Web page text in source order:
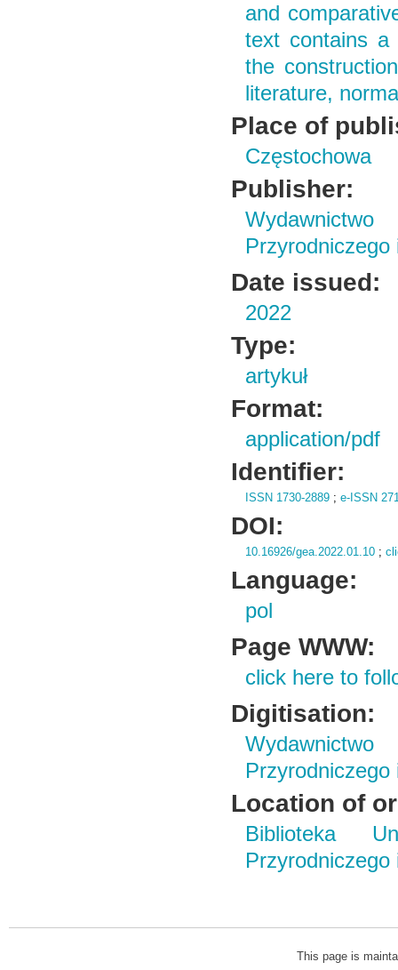
and
text contains a
the
literature,
Place of
Częstochowa
Publisher:
Przyrodniczego
Date issued:
2022
Type:
artykuł
Format:
application/pdf
Identifier:
ISSN 1730-2889 ;e-ISSN
DOI:
10.16926/gea.2022.01.10 ;
Language:
pol
Page WWW:
click here to
Digitisation:
Przyrodniczego
Location of
Biblioteka
Przyrodniczego
This page is